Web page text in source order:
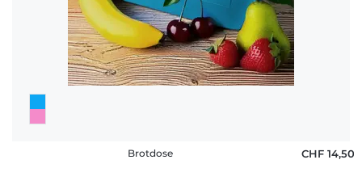
Brotdose CHF 14,50